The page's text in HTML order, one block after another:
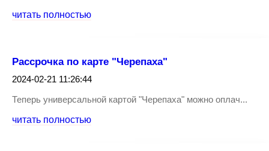
читать полностью
Рассрочка по карте "Черепаха"
2024-02-21 11:26:44
Теперь универсальной картой "Черепаха" можно оплач...
читать полностью